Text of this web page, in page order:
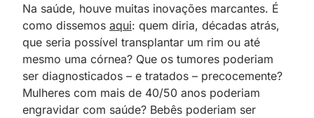
Na saúde, houve muitas inovações marcantes. É
como dissemos aqui: quem diria, décadas atrás,
que seria possível transplantar um rim ou até
mesmo uma córnea? Que os tumores poderiam
ser diagnosticados – e tratados – precocemente?
Mulheres com mais de 40/50 anos poderiam
engravidar com saúde? Bebês poderiam ser